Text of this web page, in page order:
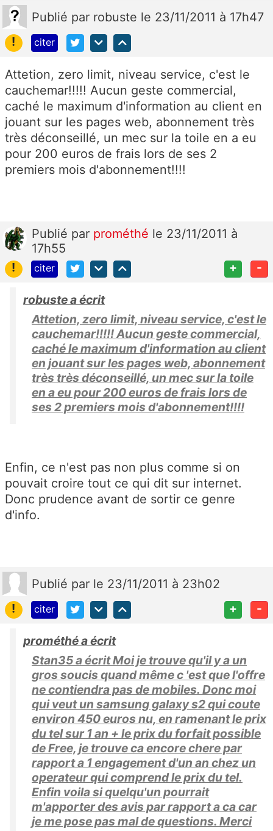
Publié par robuste le 23/11/2011 à 17h47
!
citer
Attetion, zero limit, niveau service, c'est le
cauchemar!!!!! Aucun geste commercial,
caché le maximum d'information au client en
jouant sur les pages web, abonnement très
très déconseillé, un mec sur la toile en a eu
pour 200 euros de frais lors de ses 2
premiers mois d'abonnement!!!!
Publié par prométhé le 23/11/2011 à
17h55
!
citer + -
robuste a écrit
Attetion, zero limit, niveau service, c'est le
cauchemar!!!!! Aucun geste commercial,
caché le maximum d'information au client
en jouant sur les pages web, abonnement
très très déconseillé, un mec sur la toile
en a eu pour 200 euros de frais lors de
ses 2 premiers mois d'abonnement!!!!
Enfin, ce n'est pas non plus comme si on
pouvait croire tout ce qui dit sur internet.
Donc prudence avant de sortir ce genre
d'info.
Publié par le 23/11/2011 à 23h02
!
citer + -
prométhé a écrit
Stan35 a écrit Moi je trouve qu'il y a un
gros soucis quand même c 'est que l'offre
ne contiendra pas de mobiles. Donc moi
qui veut un samsung galaxy s2 qui coute
environ 450 euros nu, en ramenant le prix
du tel sur 1 an + le prix du forfait possible
de Free, je trouve ca encore chere par
rapport a 1 engagement d'un an chez un
operateur qui comprend le prix du tel.
Enfin voila si quelqu'un pourrait
m'apporter des avis par rapport a ca car
je me pose pas mal de questions. Merci